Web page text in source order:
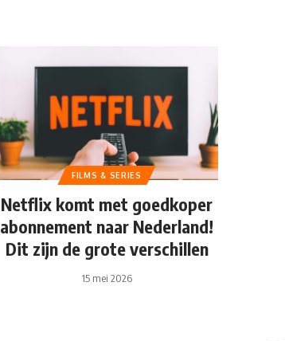
FILMS & SERIES
Netflix komt met goedkoper
abonnement naar Nederland!
Dit zijn de grote verschillen
15 mei 2026